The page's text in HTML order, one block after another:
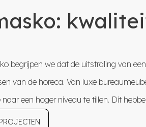
begrijpen we dat de uitstraling van
van de horeca. Van luxe
een hoger niveau te tillen. Dit